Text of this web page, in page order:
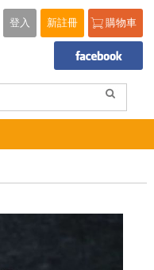
購物車
新註冊
登入